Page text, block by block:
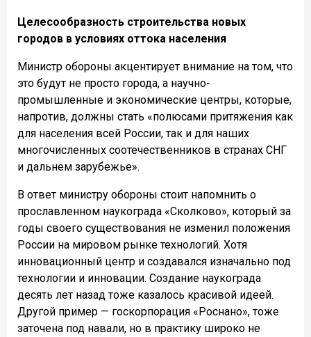
Целесообразность строительства новых
городов в условиях оттока населения
Министр обороны акцентирует внимание на том, что
это будут не просто города, а научно-
промышленные и экономические центры, которые,
напротив, должны стать «полюсами притяжения как
для населения всей России, так и для наших
многочисленных соотечественников в странах СНГ
и дальнем зарубежье».
В ответ министру обороны стоит напомнить о
прославленном наукограда «Сколково», который за
годы своего существования не изменил положения
России на мировом рынке технологий. Хотя
инновационный центр и создавался изначально под
технологии и инновации. Создание наукограда
десять лет назад тоже казалось красивой идеей.
Другой пример — госкорпорация «Роснано», тоже
заточена под навали, но в практику широко не